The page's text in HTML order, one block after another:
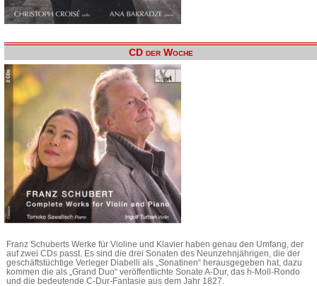
CD der Woche
Franz Schuberts Werke für Violine und Klavier haben genau den Umfang, der
auf zwei CDs passt. Es sind die drei Sonaten des Neunzehnjährigen, die der
geschäftstüchtige Verleger Diabelli als „Sonatinen“ herausgegeben hat, dazu
kommen die als „Grand Duo“ veröffentlichte Sonate A-Dur, das h-Moll-Rondo
und die bedeutende C-Dur-Fantasie aus dem Jahr 1827.